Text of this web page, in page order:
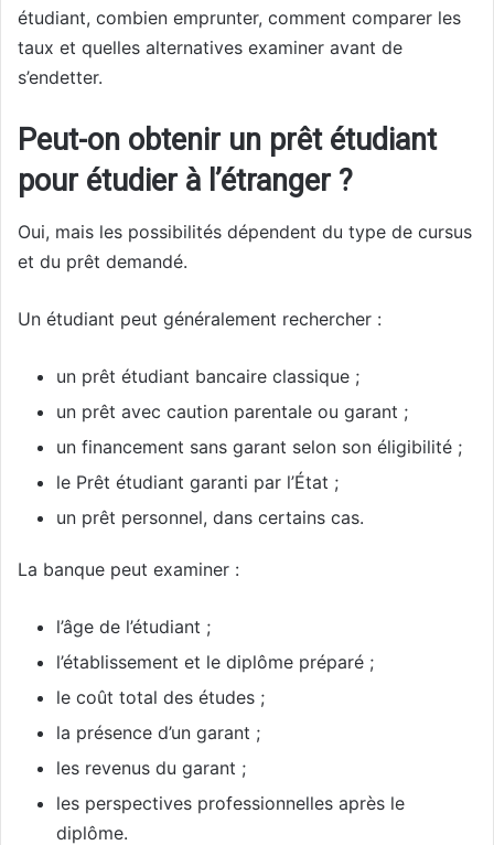
étudiant, combien emprunter, comment comparer les
taux et quelles alternatives examiner avant de
s’endetter.
Peut-on obtenir un prêt étudiant
pour étudier à l’étranger ?
Oui, mais les possibilités dépendent du type de cursus
et du prêt demandé.
Un étudiant peut généralement rechercher :
un prêt étudiant bancaire classique ;
un prêt avec caution parentale ou garant ;
un financement sans garant selon son éligibilité ;
le Prêt étudiant garanti par l’État ;
un prêt personnel, dans certains cas.
La banque peut examiner :
l’âge de l’étudiant ;
l’établissement et le diplôme préparé ;
le coût total des études ;
la présence d’un garant ;
les revenus du garant ;
les perspectives professionnelles après le
diplôme.